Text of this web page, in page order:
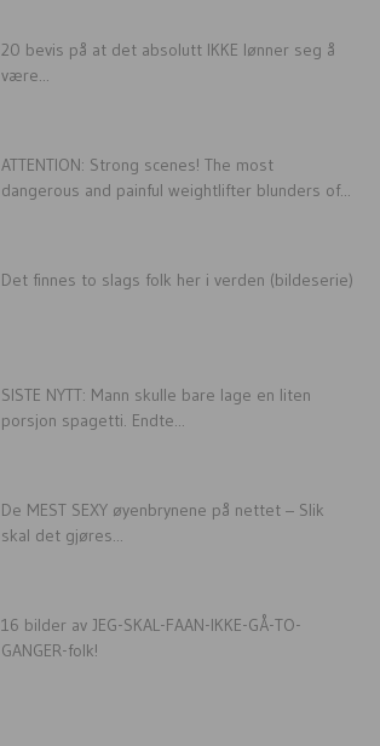
20 bevis på at det absolutt IKKE lønner seg å
være...
ATTENTION: Strong scenes! The most
dangerous and painful weightlifter blunders of...
Det finnes to slags folk her i verden (bildeserie)
SISTE NYTT: Mann skulle bare lage en liten
porsjon spagetti. Endte...
De MEST SEXY øyenbrynene på nettet – Slik
skal det gjøres...
16 bilder av JEG-SKAL-FAAN-IKKE-GÅ-TO-
GANGER-folk!